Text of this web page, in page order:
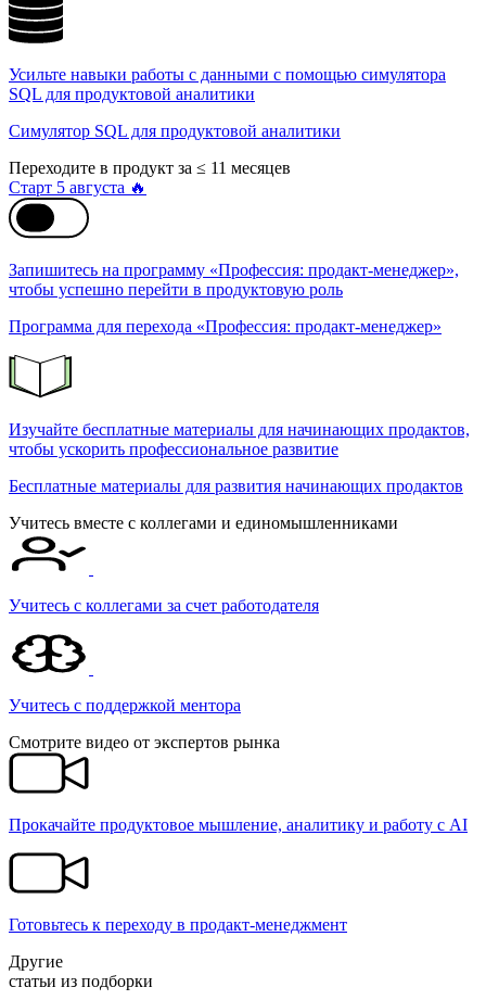
Усильте навыки работы с данными с помощью симулятора
SQL для продуктовой аналитики
Симулятор SQL для продуктовой аналитики
Переходите в продукт за ≤ 11 месяцев
Старт 5 августа 🔥
Запишитесь на программу «Профессия: продакт-менеджер»,
чтобы успешно перейти в продуктовую роль
Программа для перехода «Профессия: продакт-менеджер»
Изучайте бесплатные материалы для начинающих продактов,
чтобы ускорить профессиональное развитие
Бесплатные материалы для развития начинающих продактов
Учитесь вместе с коллегами и единомышленниками
Учитесь с коллегами за счет работодателя
Учитесь c поддержкой ментора
Смотрите видео от экспертов рынка
Прокачайте продуктовое мышление, аналитику и работу с AI
Готовьтесь к переходу в продакт-менеджмент
Другие
статьи из подборки